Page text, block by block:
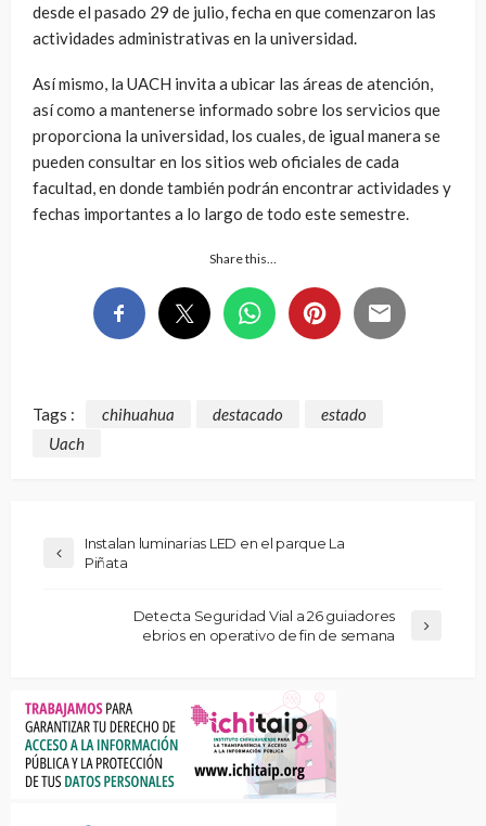
desde el pasado 29 de julio, fecha en que comenzaron las
actividades administrativas en la universidad.
Así mismo, la UACH invita a ubicar las áreas de atención,
así como a mantenerse informado sobre los servicios que
proporciona la universidad, los cuales, de igual manera se
pueden consultar en los sitios web oficiales de cada
facultad, en donde también podrán encontrar actividades y
fechas importantes a lo largo de todo este semestre.
Share this…
Tags : chihuahua destacado
estado
Uach
Instalan luminarias LED en el parque La
Piñata
Detecta Seguridad Vial a 26 guiadores
ebrios en operativo de fin de semana